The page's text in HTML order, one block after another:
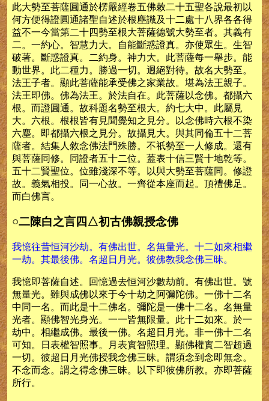
此大勢至菩薩圓通於楞嚴經卷五佛敕二十五聖各說最初以
何方便得證圓通諸聖自述於根塵識及十二處十八界各各得
益不一今當第二十四勢至根大菩薩德號大勢至者。其義有
二。一約心。智慧力大。自能斷惑證真。亦使眾生。生智
破著。斷惑證真。二約身。神力大。此菩薩每一舉步。能
動世界。此二種力。勝過一切。迥絕對待。故名大勢至。
法王子者。顯此菩薩能承受佛之家業故。堪為法王親子。
法王即佛。佛為法王。於法自在。此菩薩以念佛。都攝六
根。而證圓通。故科題名勢至根大。約七大中。此屬見
大。六根。根根皆有見聞覺知之見分。以念佛時六根不染
六塵。即都攝六根之見分。故攝見大。與其同倫五十二菩
薩者。結集人敘念佛法門殊勝。不祇勢至一人修成。還有
與菩薩同修。同證者五十二位。蓋表十信三賢十地乾等。
五十二賢聖位。位雖淺深不等。以與大勢至菩薩同。修證
故。義氣相投。同一心故。一齊從本座而起。頂禮佛足。
而白佛言。
○二陳白之言四△初古佛親授念佛
我憶往昔恒河沙劫。有佛出世。名無量光。十二如來相繼
一劫。其最後佛。名超日月光。彼佛教我念佛三昧。
我憶即菩薩自述。回憶過去恒河沙數劫前。有佛出世。號
無量光。雖與成佛以來于今十劫之阿彌陀佛。一佛十二名
中同一名。而此是十二佛名。彌陀是一佛十二名。名無量
光者。顯佛智光身光。一一皆無限量。此十二如來。於一
劫中。相繼成佛。最後一佛。名超日月光。非一佛十二名
可知。日表權智照事。月表實智照理。顯佛權實二智超過
一切。彼超日月光佛授我念佛三昧。謂須念到念即無念。
不念而念。謂之得念佛三昧。以下即彼佛所教。亦即菩薩
所行。